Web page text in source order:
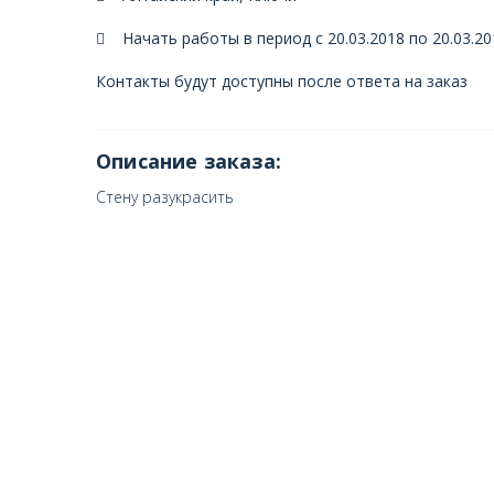
Начать работы в период с 20.03.2018 по
Контакты будут доступны после ответа на заказ
Описание заказа:
Стену разукрасить